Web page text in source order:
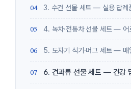
3. 수건 선물 세트 — 실용 답례
4. 녹차·전통차 선물 세트 — 어
5. 도자기 식기·머그 세트 — 매
6. 견과류 선물 세트 — 건강